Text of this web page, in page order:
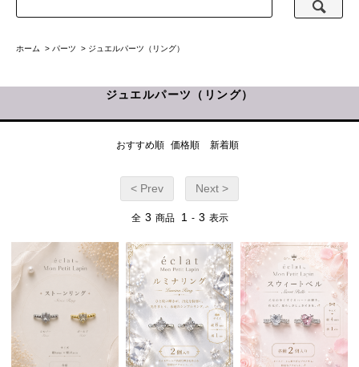
ホーム > パーツ > ジュエルパーツ（リング）
ジュエルパーツ（リング）
おすすめ順 価格順 新着順
< Prev Next >
全 3 商品 1 - 3 表示